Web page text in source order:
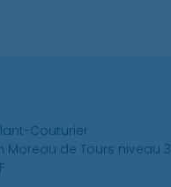
Couturier
Moreau de Tours niveau 3